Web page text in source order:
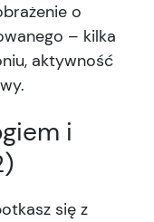
o
– kilka
aktywność
i
się z